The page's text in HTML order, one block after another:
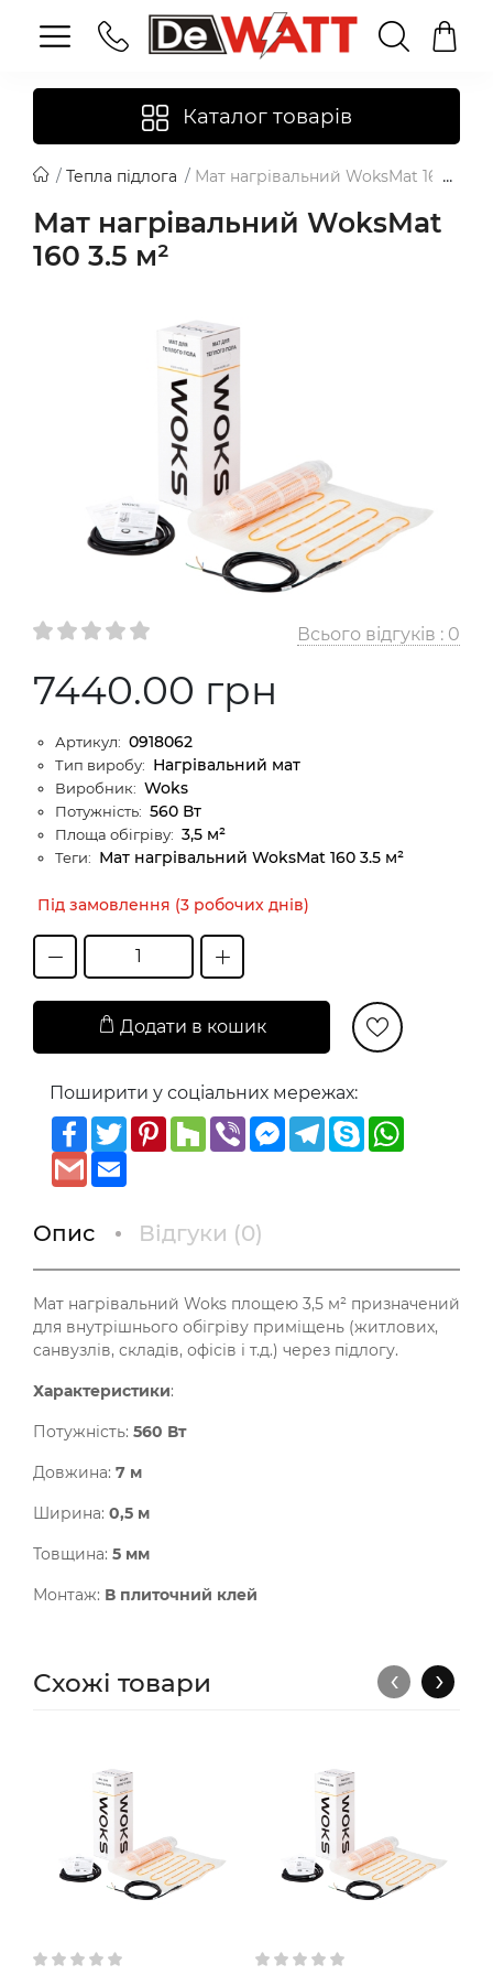
Каталог товарів
Тепла підлога Мат нагрівальний WoksMat 160 3.5
Мат нагрівальний WoksMat
160 3.5 м²
Всього відгуків : 0
7440.00 грн
Артикул: 0918062
Тип виробу: Нагрівальний мат
Виробник: Woks
Потужність: 560 Вт
Площа обігріву: 3,5 м²
Теги: Мат нагрівальний WoksMat 160 3.5 м²
Під замовлення (3 робочих днів)
Додати в кошик
Поширити у соціальних мережах:
Facebook
TwitterPinterest
HouzzViberMessenger
Telegram
Skype
Gmail
Опис Відгуки (0)
Мат нагрівальний Woks площею 3,5 м² призначений
для внутрішнього обігріву приміщень (житлових,
санвузлів, складів, офісів і т.д.) через підлогу.
Характеристики:
Потужність: 560 Вт
Довжина: 7 м
Ширина: 0,5 м
Товщина: 5 мм
Монтаж: В плиточний клей
Схожі товари ‹ ›